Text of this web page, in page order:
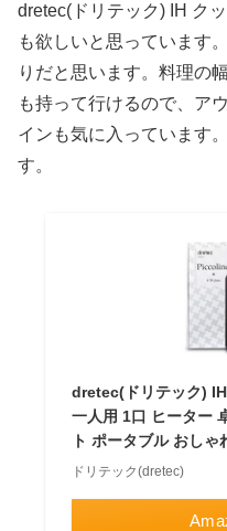
dretec(ドリテック) IH ク
も欲しいと思っています
りだと思います。料理の
も持って行けるので、ア
インも気に入っています
す。
dretec(ドリテック)
一人用 1口 ヒーター
ト ポータブル おしゃ
ドリテック(dretec)